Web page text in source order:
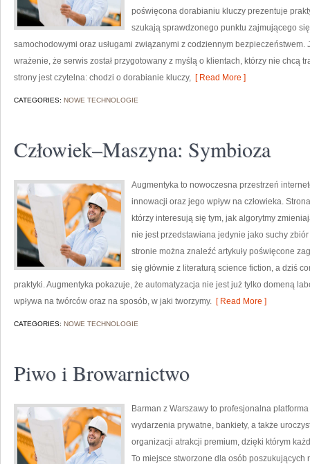
poświęcona dorabianiu kluczy prezentuje
szukają sprawdzonego punktu zajmującego
samochodowymi oraz usługami związanymi z codziennym
wrażenie, że serwis został przygotowany z myślą o klientach, którzy nie chcą
strony jest czytelna: chodzi o dorabianie kluczy, [ Read More ]
CATEGORIES: NOWE TECHNOLOGIE
Człowiek–Maszyna: Symbioza
Augmentyka to nowoczesna przestrzeń
innowacji oraz jego wpływ na człowieka.
którzy interesują się tym, jak algorytmy
nie jest przedstawiana jedynie jako suchy
stronie można znaleźć artykuły poświęcone
się głównie z literaturą science fiction, a dziś
praktyki. Augmentyka pokazuje, że automatyzacja nie jest już tylko domeną
wpływa na twórców oraz na sposób, w jaki tworzymy. [ Read More ]
CATEGORIES: NOWE TECHNOLOGIE
Piwo i Browarnictwo
Barman z Warszawy to profesjonalna
wydarzenia prywatne, bankiety, a także
organizacji atrakcji premium, dzięki którym
To miejsce stworzone dla osób